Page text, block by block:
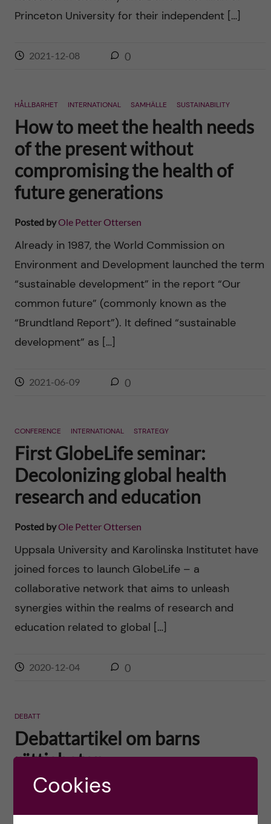
Princeton University for their independent […]
2021-12-08 0
HÅLLBARHET INTERNATIONAL SAMHÄLLE SUSTAINABILITY
How to meet the health needs
of the present without
compromising the health of
future generations
Posted byOle Petter Ottersen
Already in 1987, the World Commission on
Environment and Development launched the term
“sustainable development” in the report “Our
common future” (commonly known as the
“Brundtland Report”). It defined “sustainable
development” as […]
2021-06-09 0
CONFERENCE INTERNATIONAL STRATEGY
First GlobeLife seminar:
Decolonizing global health
research and education
Posted byOle Petter Ottersen
Uppsala University and Karolinska Institutet have
joined forces to launch GlobeLife – a
collaborative network that aims to unleash
synergies within the realms of research and
education related to global […]
2020-12-04 0
DEBATT
Debattartikel om barns
rättigheter
Posted byOle Petter Ottersen
Fredagen den 20 november, på
Cookies